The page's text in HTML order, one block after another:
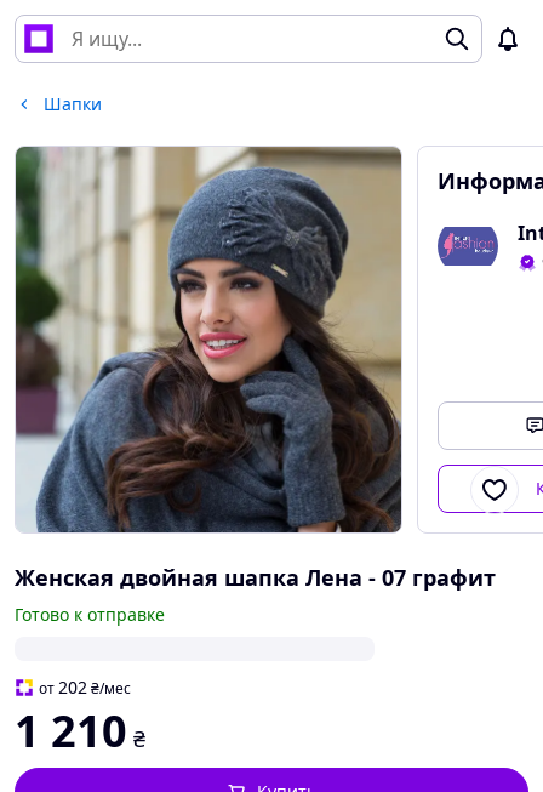
Шапки
Женская двойная шапка Лена - 07 графит
Готово к отправке
от202₴/мес
1 210 ₴